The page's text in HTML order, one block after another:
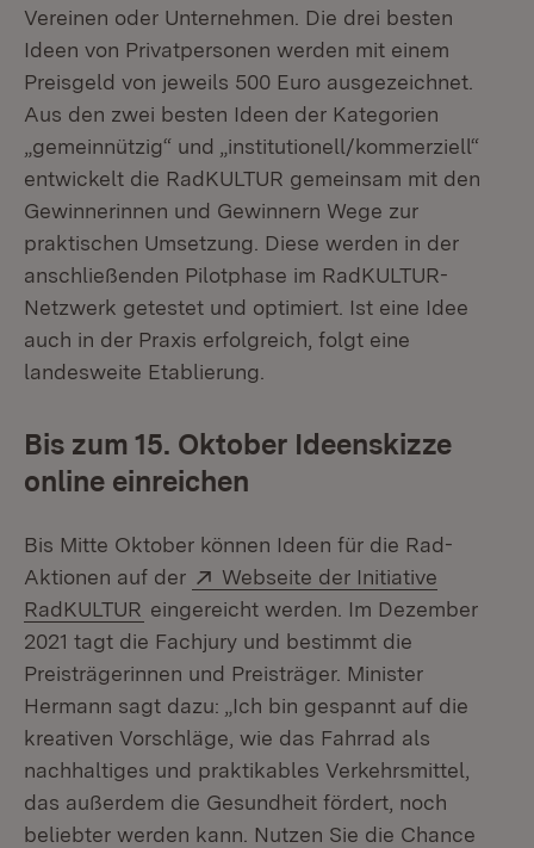
Vereinen oder Unternehmen. Die drei besten
Ideen von Privatpersonen werden mit einem
Preisgeld von jeweils 500 Euro ausgezeichnet.
Aus den zwei besten Ideen der Kategorien
„gemeinnützig“ und „institutionell/kommerziell“
entwickelt die RadKULTUR gemeinsam mit den
Gewinnerinnen und Gewinnern Wege zur
praktischen Umsetzung. Diese werden in der
anschließenden Pilotphase im RadKULTUR-
Netzwerk getestet und optimiert. Ist eine Idee
auch in der Praxis erfolgreich, folgt eine
landesweite Etablierung.
Bis zum 15. Oktober Ideenskizze
online einreichen
Bis Mitte Oktober können Ideen für die Rad-
Aktionen auf der
Extern:
Webseite der Initiative
RadKULTUR (Öffnet in neuem Fenster)
eingereicht werden. Im Dezember
2021 tagt die Fachjury und bestimmt die
Preisträgerinnen und Preisträger. Minister
Hermann sagt dazu: „Ich bin gespannt auf die
kreativen Vorschläge, wie das Fahrrad als
nachhaltiges und praktikables Verkehrsmittel,
das außerdem die Gesundheit fördert, noch
beliebter werden kann. Nutzen Sie die Chance